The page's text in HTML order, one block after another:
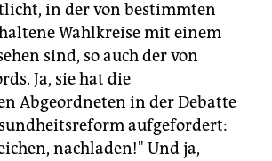
in der von bestimmten
Wahlkreise mit einem
sind, so auch der von
Ja, sie hat die
Abgeordneten in der Debatte
aufgefordert:
nachladen!" Und ja,